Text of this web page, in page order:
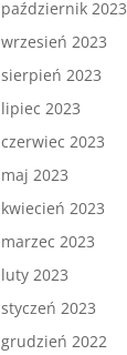
październik 2023
wrzesień 2023
sierpień 2023
lipiec 2023
czerwiec 2023
maj 2023
kwiecień 2023
marzec 2023
luty 2023
styczeń 2023
grudzień 2022